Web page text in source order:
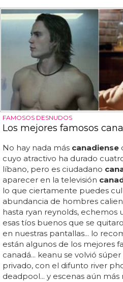
FAMOSOS DESNUDOS
Los mejores famosos
No hay nada más canadiense
cuyo atractivo ha durado
líbano, pero es ciudadano
aparecer en la televisión
lo que ciertamente puedes
abundancia de hombres
hasta ryan reynolds, echemos
esas tíos buenos que se
en nuestras pantallas... lo
están algunos de los mejores
canadá... keanu se volvió
privado, con el difunto river
deadpool... y escenas aún más